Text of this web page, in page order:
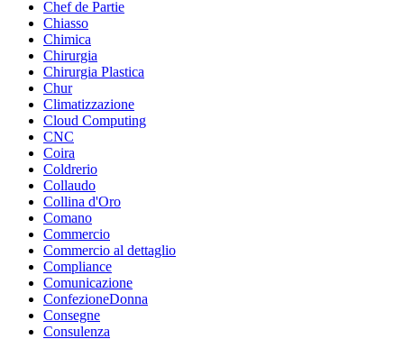
Chef de Partie
Chiasso
Chimica
Chirurgia
Chirurgia Plastica
Chur
Climatizzazione
Cloud Computing
CNC
Coira
Coldrerio
Collaudo
Collina d'Oro
Comano
Commercio
Commercio al dettaglio
Compliance
Comunicazione
ConfezioneDonna
Consegne
Consulenza